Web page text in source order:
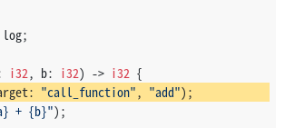
i32, b: i32) -> i32 {
"call_function", "add");
+ {b}");